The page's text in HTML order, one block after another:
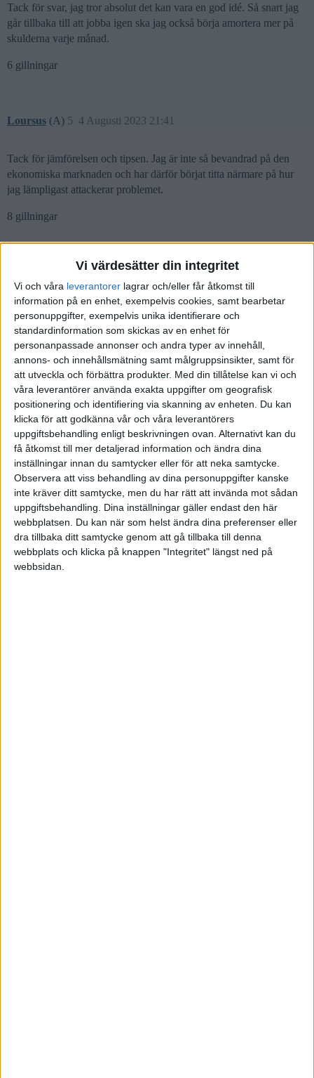
Vi värdesätter din integritet
Vi och våra leverantorer lagrar och/eller får åtkomst till
information på en enhet, exempelvis cookies, samt bearbetar
personuppgifter, exempelvis unika identifierare och
standardinformation som skickas av en enhet för
personanpassade annonser och andra typer av innehåll,
annons- och innehållsmätning samt målgruppsinsikter, samt för
att utveckla och förbättra produkter. Med din tillåtelse kan vi och
våra leverantörer använda exakta uppgifter om geografisk
positionering och identifiering via skanning av enheten. Du kan
klicka för att godkänna vår och våra leverantörers
uppgiftsbehandling enligt beskrivningen ovan. Alternativt kan du
få åtkomst till mer detaljerad information och ändra dina
inställningar innan du samtycker eller för att neka samtycke.
Observera att viss behandling av dina personuppgifter kanske
inte kräver ditt samtycke, men du har rätt att invända mot sådan
uppgiftsbehandling. Dina inställningar gäller endast den här
webbplatsen. Du kan när som helst ändra dina preferenser eller
dra tillbaka ditt samtycke genom att gå tillbaka till denna
webbplats och klicka på knappen "Integritet" längst ned på
webbsidan.
Tack för svar, jag tror absolut det kan vara en god idé. Så snart jag
går tillbaka till att jobba igen ska jag också börja amortera mer på
skulderna varje månad.
6 gillningar
Loursus (A) 4 Augusti 2023 21:41
5
Tack för jämförelsen och tipsen. Jag är inte så bevandrad på den
ekonomiska marknaden och har därför börjat titta närmare på hur
jag lämpligast attackerar problemet.
8 gillningar
(Niklas) 5 Augusti 2023 02:06
6
Håller med de andra men vill puffa för en klok länk läs
Rikatillsammans start-artiklar om sparande under tiden som du 1)
betalar av dyra lån, 2) sparar minst 3 månadslöner på sparkonto på
bank.
Då är du sedan väl förberedd att 3) starta ditt sparande.
Läs alltså hur man kommer igång med ett klokt sparande här:Kom
igång rätt och lätt med ditt sparande och investerande
2 gillningar
Anonym (Anonym) 5 Augusti 2023 06:10
7
Hej och välkommen! Som andra säger, betala av dina
konsumtionslån först innan du börjar investera. Jag skrev om detta i